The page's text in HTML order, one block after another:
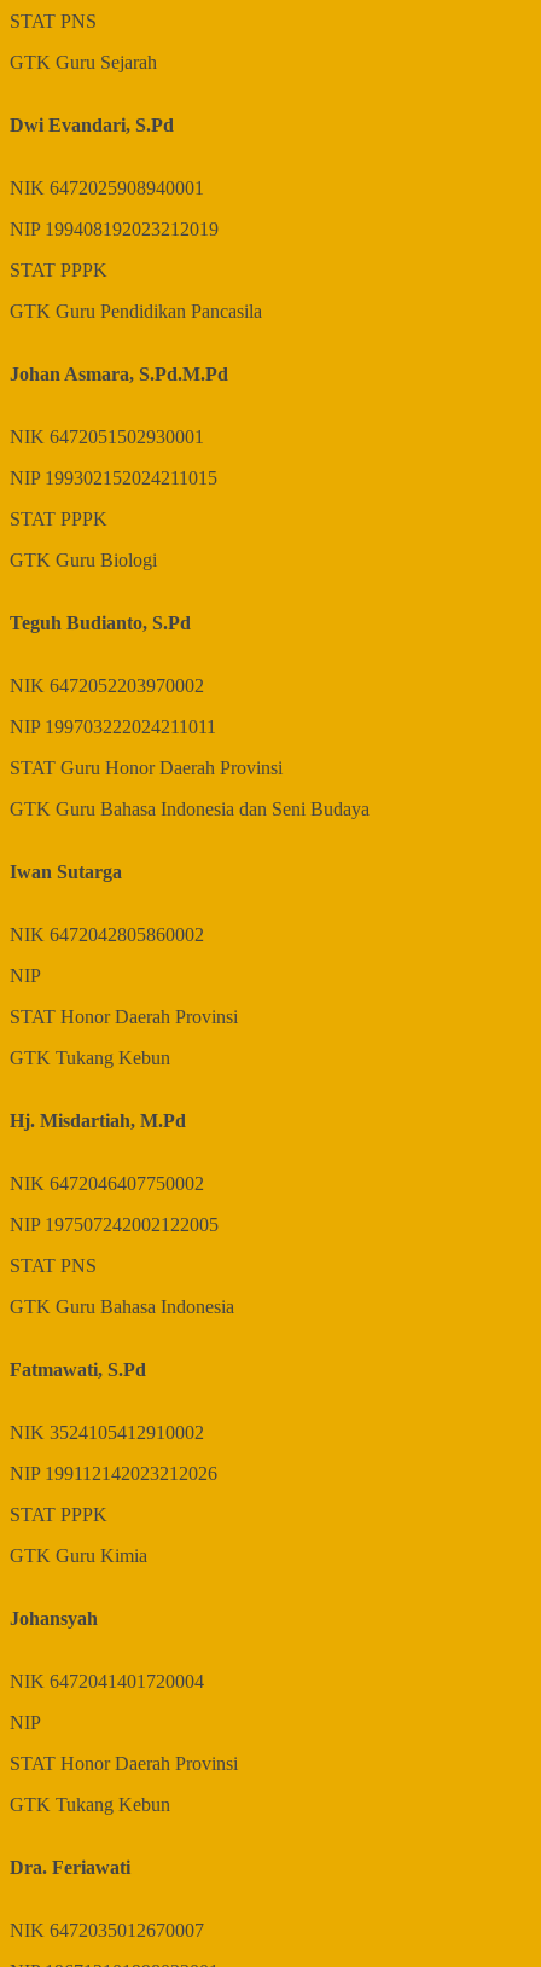
STAT PNS
GTK Guru Sejarah
Dwi Evandari, S.Pd
NIK 6472025908940001
NIP 199408192023212019
STAT PPPK
GTK Guru Pendidikan Pancasila
Johan Asmara, S.Pd.M.Pd
NIK 6472051502930001
NIP 199302152024211015
STAT PPPK
GTK Guru Biologi
Teguh Budianto, S.Pd
NIK 6472052203970002
NIP 199703222024211011
STAT Guru Honor Daerah Provinsi
GTK Guru Bahasa Indonesia dan Seni Budaya
Iwan Sutarga
NIK 6472042805860002
NIP
STAT Honor Daerah Provinsi
GTK Tukang Kebun
Hj. Misdartiah, M.Pd
NIK 6472046407750002
NIP 197507242002122005
STAT PNS
GTK Guru Bahasa Indonesia
Fatmawati, S.Pd
NIK 3524105412910002
NIP 199112142023212026
STAT PPPK
GTK Guru Kimia
Johansyah
NIK 6472041401720004
NIP
STAT Honor Daerah Provinsi
GTK Tukang Kebun
Dra. Feriawati
NIK 6472035012670007